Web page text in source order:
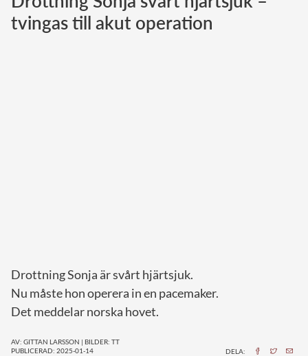
Norska kungahuset
tvingas till akut operation
Drottning Sonja är svårt hjärtsjuk.
Nu måste hon operera in en pacemaker.
Det meddelar norska hovet.
AV: GITTAN LARSSON | BILDER: TT
PUBLICERAD: 2025-01-14
DELA: